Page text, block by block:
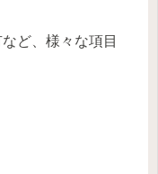
ど、様々な項目